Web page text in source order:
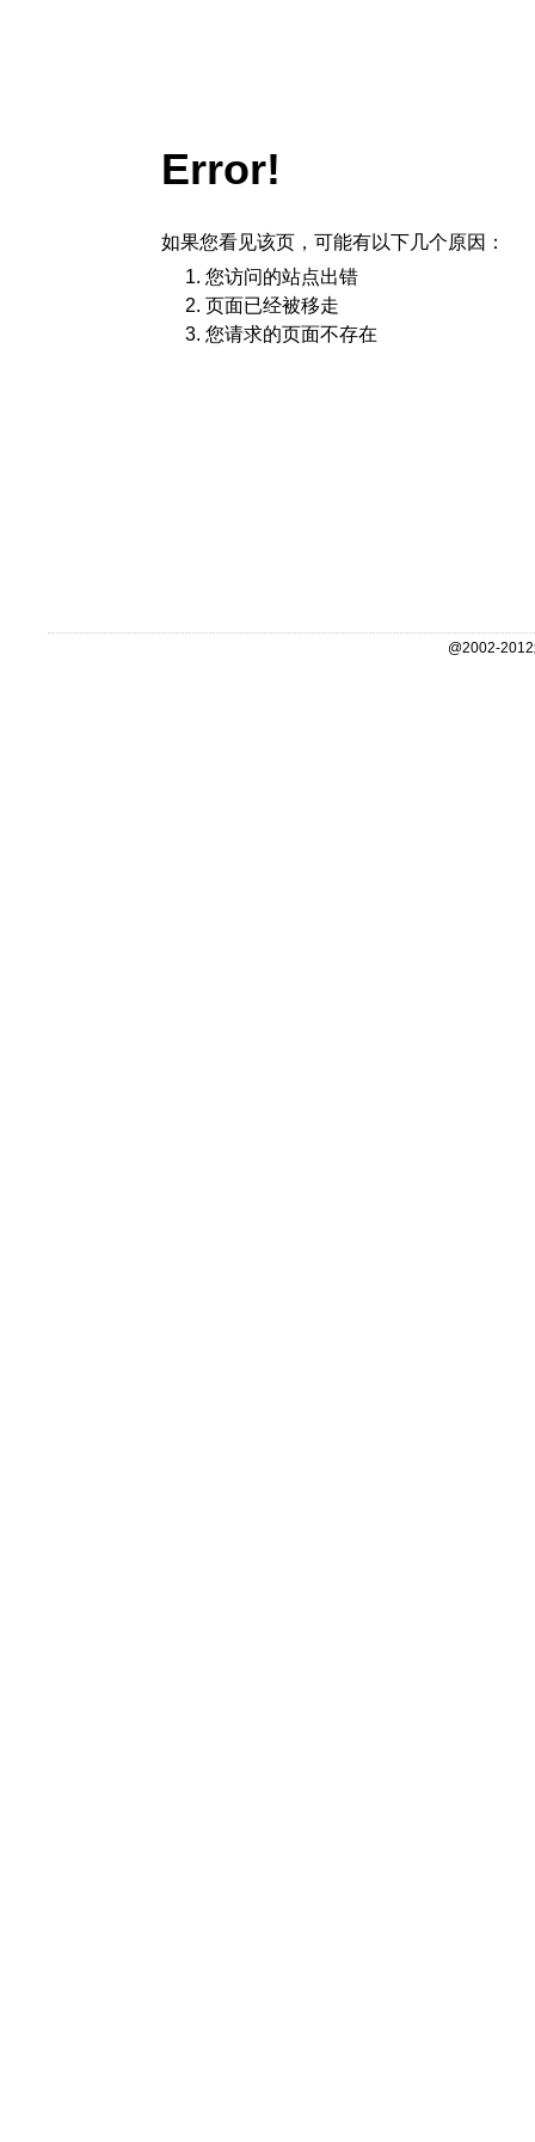
Error!
如果您看见该页，可能有以下几个原因：
您访问的站点出错
页面已经被移走
您请求的页面不存在
@2002-